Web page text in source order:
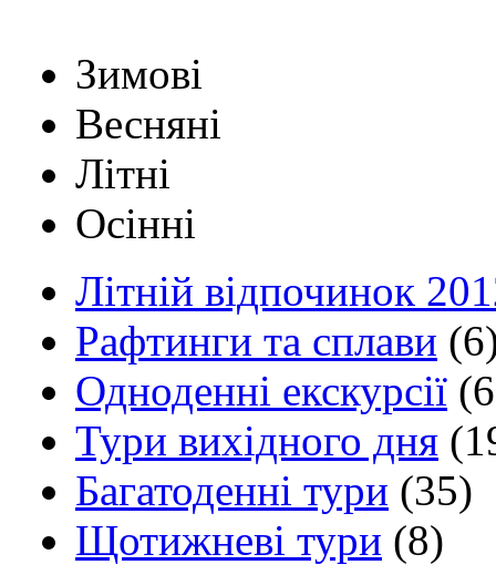
Зимові
Весняні
Літні
Осінні
Літній відпочинок
Рафтинги та сплави
Одноденні екскурсії
Тури вихідного дня
Багатоденні тури (35)
Щотижневі тури (8)